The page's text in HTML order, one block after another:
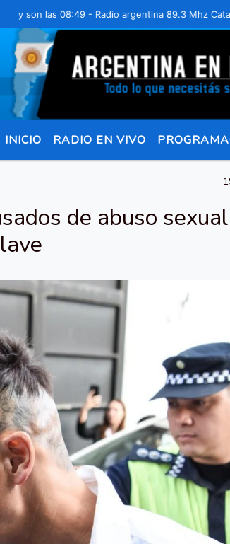
las 08:49 - Radio argentina 89.3 Mhz
INICIO RADIO EN VIVO
de abuso sexual